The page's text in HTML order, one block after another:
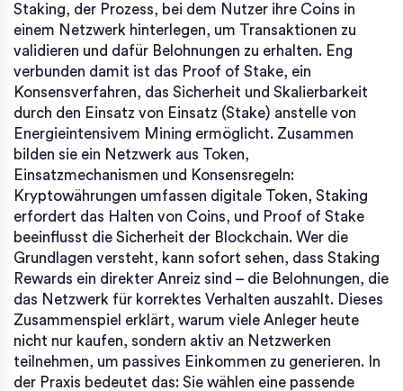
Staking, der Prozess, bei dem Nutzer ihre Coins in
einem Netzwerk hinterlegen, um Transaktionen zu
validieren und dafür Belohnungen zu erhalten. Eng
verbunden damit ist das Proof of Stake, ein
Konsensverfahren, das Sicherheit und Skalierbarkeit
durch den Einsatz von Einsatz (Stake) anstelle von
Energieintensivem Mining ermöglicht. Zusammen
bilden sie ein Netzwerk aus Token,
Einsatzmechanismen und Konsensregeln:
Kryptowährungen umfassen digitale Token, Staking
erfordert das Halten von Coins, und Proof of Stake
beeinflusst die Sicherheit der Blockchain. Wer die
Grundlagen versteht, kann sofort sehen, dass Staking
Rewards ein direkter Anreiz sind – die Belohnungen, die
das Netzwerk für korrektes Verhalten auszahlt. Dieses
Zusammenspiel erklärt, warum viele Anleger heute
nicht nur kaufen, sondern aktiv an Netzwerken
teilnehmen, um passives Einkommen zu generieren. In
der Praxis bedeutet das: Sie wählen eine passende